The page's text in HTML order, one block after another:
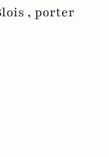
, porter